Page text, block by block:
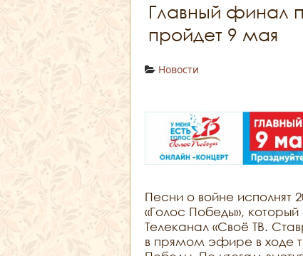
Главный финал
пройдет 9 мая
Новости
Песни о войне исполнят
«Голос Победы»,
Телеканал «Своё ТВ.
в прямом эфире в ходе